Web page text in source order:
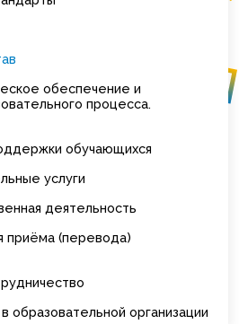
обеспечение и
процесса.
обучающихся
услуги
деятельность
приёма (перевода)
образовательной организации